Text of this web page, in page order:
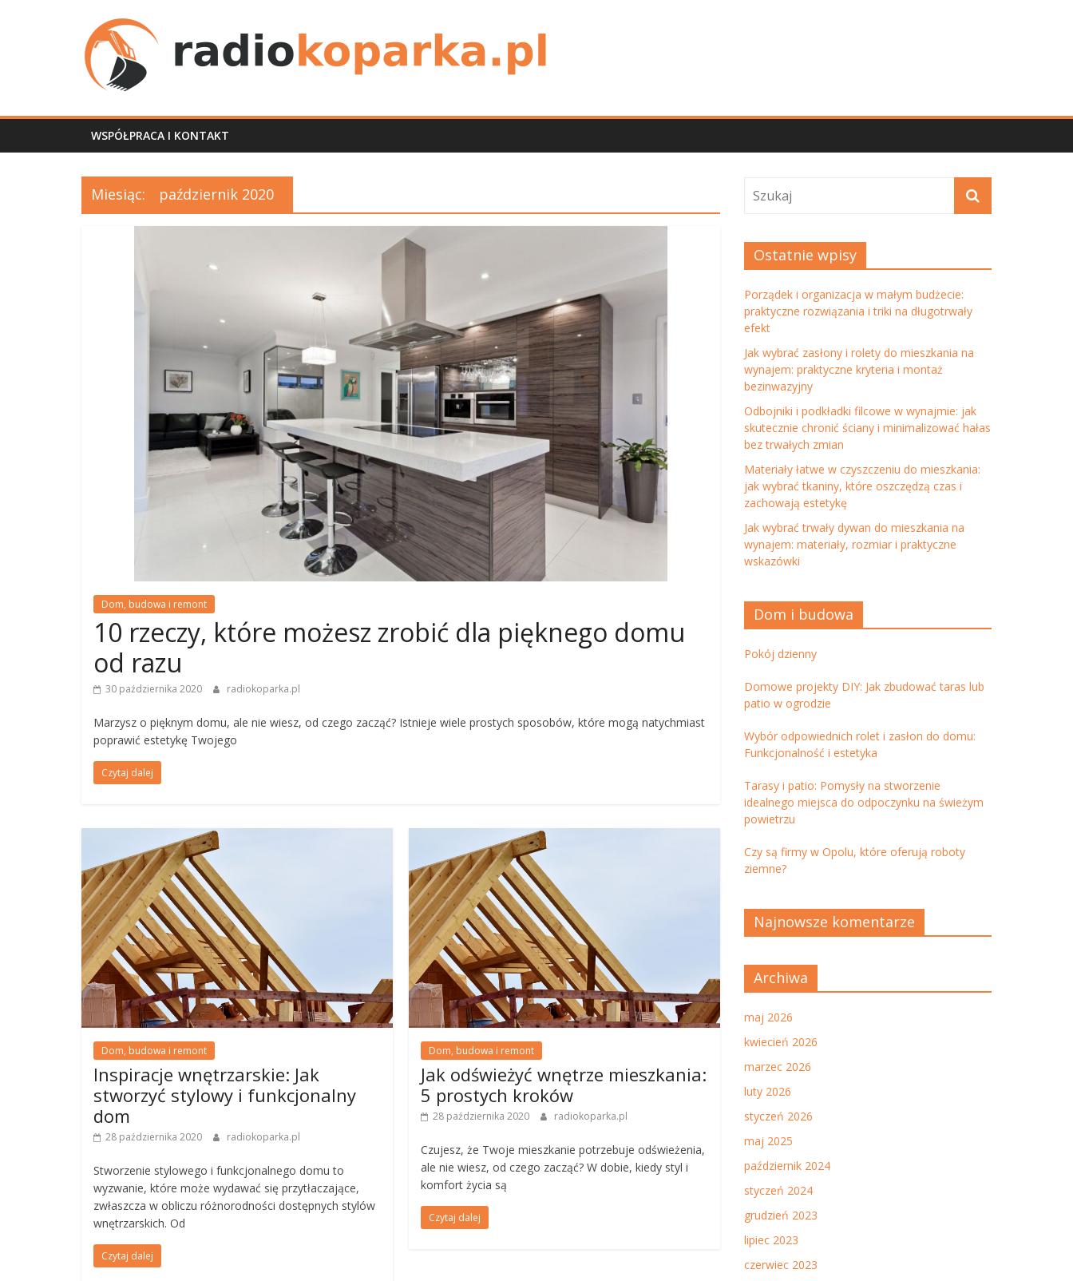
radiokoparka.pl
usługi
koparko
WSPÓŁPRACA I KONTAKT
Miesiąc: październik 2020
Dom, budowa i remont
10 rzeczy, które możesz zrobić dla pięknego domu
od razu
30 października 2020 radiokoparka.pl
Marzysz o pięknym domu, ale nie wiesz, od czego zacząć? Istnieje wiele prostych sposobów, które mogą natychmiast
poprawić estetykę Twojego
Czytaj dalej
Dom, budowa i remont
Inspiracje wnętrzarskie: Jak
stworzyć stylowy i funkcjonalny
dom
28 października 2020 radiokoparka.pl
Stworzenie stylowego i funkcjonalnego domu to
wyzwanie, które może wydawać się przytłaczające,
zwłaszcza w obliczu różnorodności dostępnych stylów
wnętrzarskich. Od
Czytaj dalej
Dom, budowa i remont
Jak odświeżyć wnętrze mieszkania:
5 prostych kroków
28 października 2020 radiokoparka.pl
Czujesz, że Twoje mieszkanie potrzebuje odświeżenia,
ale nie wiesz, od czego zacząć? W dobie, kiedy styl i
komfort życia są
Czytaj dalej
Ostatnie wpisy
Porządek i organizacja w małym budżecie:
praktyczne rozwiązania i triki na długotrwały
efekt
Jak wybrać zasłony i rolety do mieszkania na
wynajem: praktyczne kryteria i montaż
bezinwazyjny
Odbojniki i podkładki filcowe w wynajmie: jak
skutecznie chronić ściany i minimalizować hałas
bez trwałych zmian
Materiały łatwe w czyszczeniu do mieszkania:
jak wybrać tkaniny, które oszczędzą czas i
zachowają estetykę
Jak wybrać trwały dywan do mieszkania na
wynajem: materiały, rozmiar i praktyczne
wskazówki
Dom i budowa
Pokój dzienny
Domowe projekty DIY: Jak zbudować taras lub
patio w ogrodzie
Wybór odpowiednich rolet i zasłon do domu:
Funkcjonalność i estetyka
Tarasy i patio: Pomysły na stworzenie
idealnego miejsca do odpoczynku na świeżym
powietrzu
Czy są firmy w Opolu, które oferują roboty
ziemne?
Najnowsze komentarze
Archiwa
maj 2026
kwiecień 2026
marzec 2026
luty 2026
styczeń 2026
maj 2025
październik 2024
styczeń 2024
grudzień 2023
lipiec 2023
czerwiec 2023